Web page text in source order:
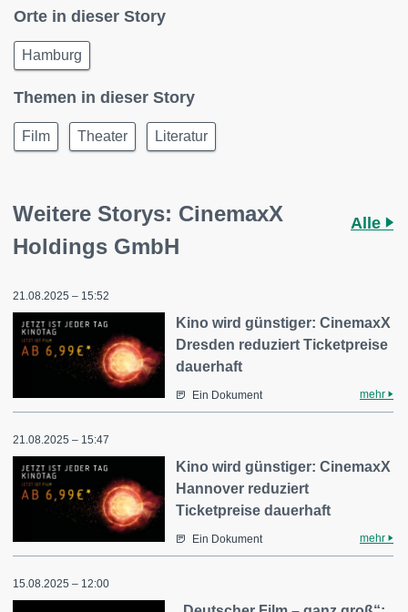
Orte in dieser Story
Hamburg
Themen in dieser Story
Film Theater Literatur
Weitere Storys: CinemaxX
Holdings GmbH
Alle
21.08.2025 – 15:52
Kino wird günstiger: CinemaxX
Dresden reduziert Ticketpreise
dauerhaft
Ein Dokument mehr
21.08.2025 – 15:47
Kino wird günstiger: CinemaxX
Hannover reduziert
Ticketpreise dauerhaft
Ein Dokument mehr
15.08.2025 – 12:00